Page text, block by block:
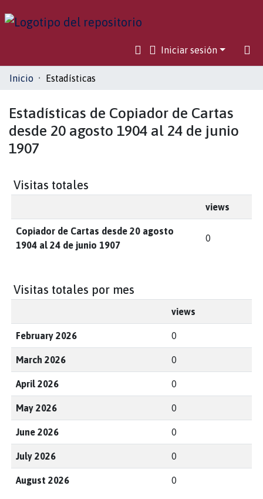
Iniciar sesión
Comunidades
Inicio Estadísticas
Estadísticas de Copiador de Cartas
desde 20 agosto 1904 al 24 de junio
1907
Visitas totales
views
Copiador de Cartas desde 20 agosto
1904 al 24 de junio 1907
0
Visitas totales por mes
views
February 2026 0
March 2026 0
April 2026 0
May 2026 0
June 2026 0
July 2026 0
August 2026 0